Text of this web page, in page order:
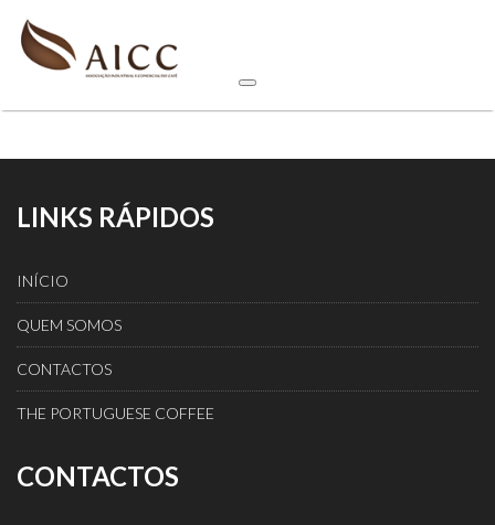
LINKS RÁPIDOS
INÍCIO
QUEM SOMOS
CONTACTOS
THE PORTUGUESE COFFEE
CONTACTOS